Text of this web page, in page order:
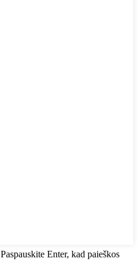
Paspauskite Enter, kad paieškos